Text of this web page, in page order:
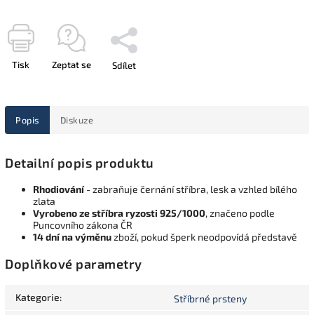
Tisk Zeptat se Sdílet
Popis Diskuze
Detailní popis produktu
Rhodiování- zabraňuje černání stříbra, lesk a vzhled bílého
zlata
Vyrobeno ze stříbra ryzosti 925/1000, značeno podle
Puncovního zákona ČR
14 dní na výměnuzboží, pokud šperk neodpovídá představě
Doplňkové parametry
Kategorie: Stříbrné prsteny